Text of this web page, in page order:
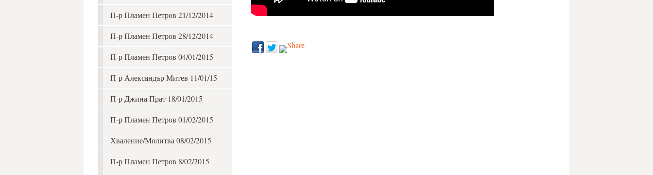
П-р Пламен Петров 21/12/2014
П-р Пламен Петров 28/12/2014
П-р Пламен Петров 04/01/2015
П-р Александър Митев 11/01/15
П-р Джина Прат 18/01/2015
П-р Пламен Петров 01/02/2015
Хваление/Молитва 08/02/2015
П-р Пламен Петров 8/02/2015